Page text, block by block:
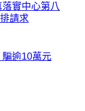
實中心第八
請求
騙逾10萬元